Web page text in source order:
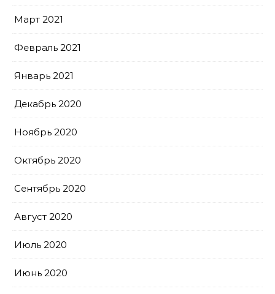
Март 2021
Февраль 2021
Январь 2021
Декабрь 2020
Ноябрь 2020
Октябрь 2020
Сентябрь 2020
Август 2020
Июль 2020
Июнь 2020